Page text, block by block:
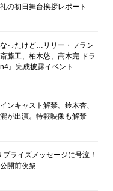
の初日舞台挨拶レポート
ったけど…リリー・フラン
藤工、柏木悠、高木完 ドラ
』完成披露イベント
ンキャスト解禁。鈴木杏、
が出演。特報映像も解禁
ライズメッセージに号泣！
開前夜祭